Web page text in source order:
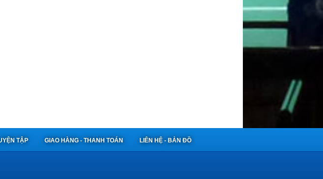
TẬP GIAO HÀNG - THANH TOÁN LIÊN HỆ - BẢN ĐỒ